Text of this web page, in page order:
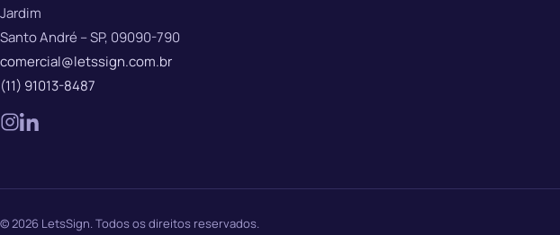
Jardim
Santo André – SP, 09090-790
comercial@letssign.com.br
(11) 91013-8487
© 2026 LetsSign. Todos os direitos reservados.